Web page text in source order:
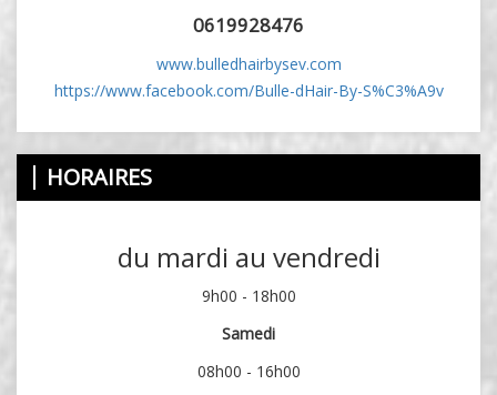
0619928476
www.bulledhairbysev.com
https://www.facebook.com/Bulle-dHair-By-S%C3%A9v
HORAIRES
du mardi au vendredi
9h00 - 18h00
Samedi
08h00 - 16h00